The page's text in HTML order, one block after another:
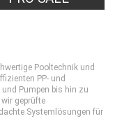
Pooltechnik und
PP- und
Pumpen bis hin zu
geprüfte
Systemlösungen für